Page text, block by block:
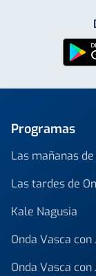
Programas
Las mañanas
Las tardes de
Kale Nagusia
Onda Vasca
Onda Vasca